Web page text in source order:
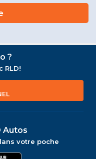
?
RLD!
Autos
votre poche